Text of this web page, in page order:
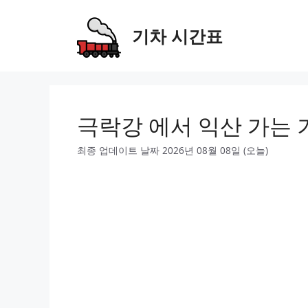
기차 시간표
극락강 에서 익산 가는
최종 업데이트 날짜 2026년 08월 08일 (오늘)